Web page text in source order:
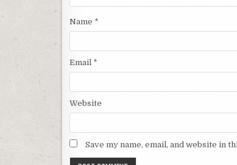
Name *
Email *
Website
Save my name, email, and website in